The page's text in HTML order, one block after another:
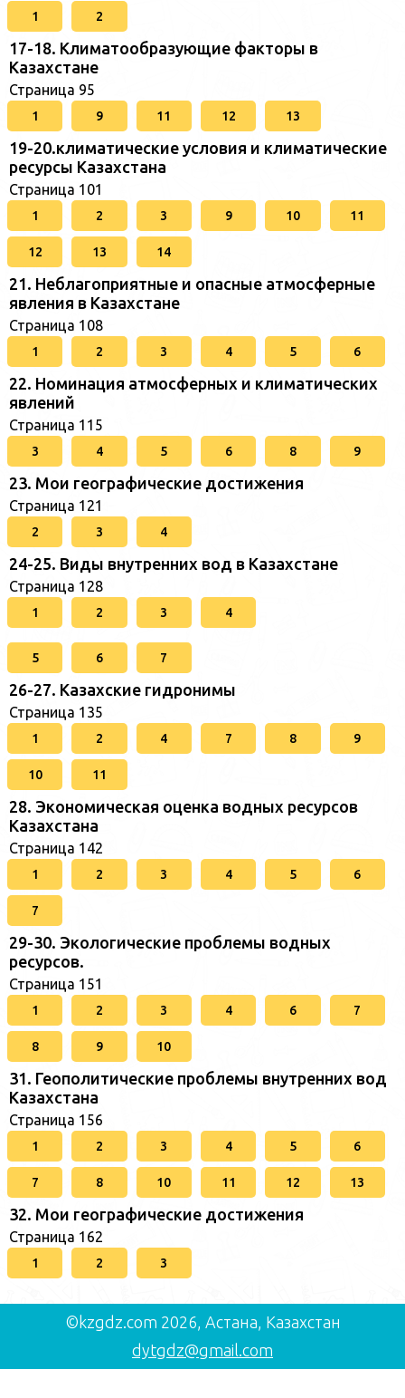
1 2
17-18. Климатообразующие факторы в
Казахстане
Страница 95
1 9 11 12 13
19-20.климатические условия и климатические
ресурсы Казахстана
Страница 101
1 2 3 9 10 11
12 13 14
21. Неблагоприятные и опасные атмосферные
явления в Казахстане
Страница 108
1 2 3 4 5 6
22. Номинация атмосферных и климатических
явлений
Страница 115
3 4 5 6 8 9
23. Мои географические достижения
Страница 121
2 3 4
24-25. Виды внутренних вод в Казахстане
Страница 128
1 2 3 4
5 6 7
26-27. Казахские гидронимы
Страница 135
1 2 4 7 8 9
10 11
28. Экономическая оценка водных ресурсов
Казахстана
Страница 142
1 2 3 4 5 6
7
29-30. Экологические проблемы водных
ресурсов.
Страница 151
1 2 3 4 6 7
8 9 10
31. Геополитические проблемы внутренних вод
Казахстана
Страница 156
1 2 3 4 5 6
7 8 10 11 12 13
32. Мои географические достижения
Страница 162
1 2 3
©kzgdz.com 2026, Астана, Казахстан
dytgdz@gmail.com